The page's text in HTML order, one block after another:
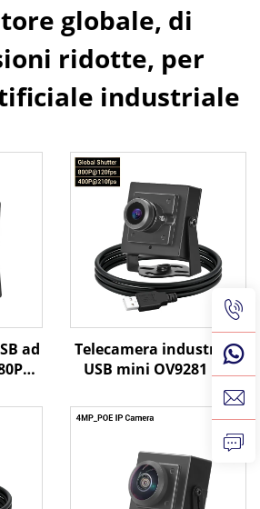
globale, di
ridotte, per
industriale
ad
Telecamera industriale
USB mini OV9281 HD
Global Shutter nera
bianca 120 fps 800P 210
acquisizione ad alta
velocità